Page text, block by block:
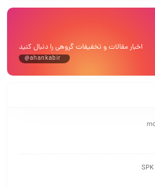
اخبار مقالات و تخفیفات گروهی را دنبال کنید
@ahankabir